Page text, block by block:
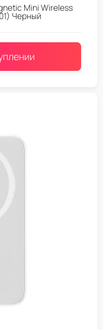
Mini Wireless
Черный